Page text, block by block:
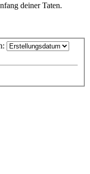
deiner Taten.